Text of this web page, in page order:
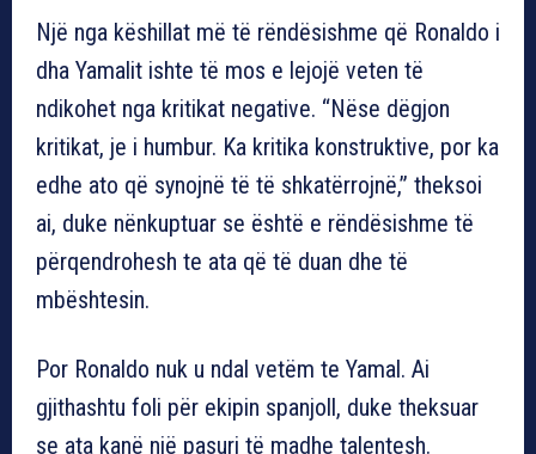
Një nga këshillat më të rëndësishme që Ronaldo i
dha Yamalit ishte të mos e lejojë veten të
ndikohet nga kritikat negative. “Nëse dëgjon
kritikat, je i humbur. Ka kritika konstruktive, por ka
edhe ato që synojnë të të shkatërrojnë,” theksoi
ai, duke nënkuptuar se është e rëndësishme të
përqendrohesh te ata që të duan dhe të
mbështesin.
Por Ronaldo nuk u ndal vetëm te Yamal. Ai
gjithashtu foli për ekipin spanjoll, duke theksuar
se ata kanë një pasuri të madhe talentesh.